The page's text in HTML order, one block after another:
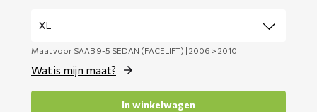
Maat voor SAAB 9-5 SEDAN (FACELIFT) | 2006 > 2010
Wat is mijn maat?
In winkelwagen